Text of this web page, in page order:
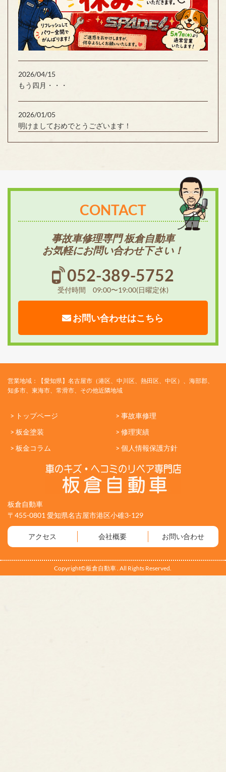
2026/04/15
もう四月・・・
2026/01/05
明けましておめでとうございます！
CONTACT
事故車修理専門 板倉自動車
お気軽にお問い合わせ下さい！
052-389-5752
受付時間 09:00〜19:00(日曜定休)
お問い合わせはこちら
営業地域：【愛知県】名古屋市（港区、中川区、熱田区、中区）、海部郡、
知多市、東海市、常滑市、その他近隣地域
> トップページ
> 事故車修理
> 板金塗装
> 修理実績
> 板金コラム
> 個人情報保護方針
板倉自動車
〒455-0801 愛知県名古屋市港区小碓3-129
アクセス 会社概要 お問い合わせ
Copyright©板倉自動車 . All Rights Reserved.